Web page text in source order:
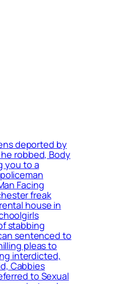
deported by
robbed, Body
you to a
Facing
freak
house in
stabbing
sentenced to
pleas to
interdicted,
Cabbies
to Sexual